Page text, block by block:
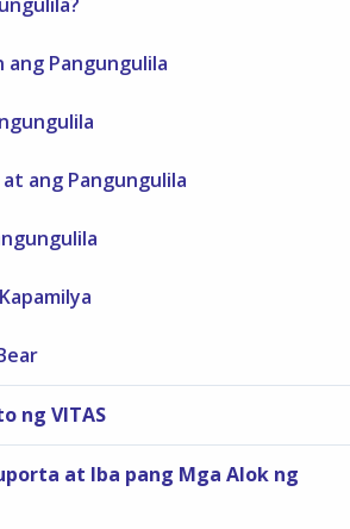
ang Pangungulila
ang Pangungulila
ng VITAS
at Iba pang Mga Alok ng